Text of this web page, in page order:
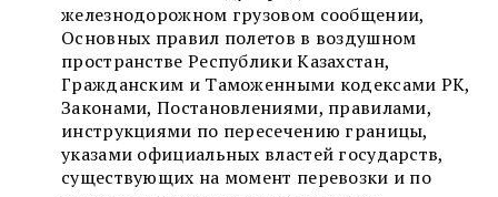
железнодорожном грузовом сообщении,
Основных правил полетов в воздушном
пространстве Республики Казахстан,
Гражданским и Таможенными кодексами РК,
Законами, Постановлениями, правилами,
инструкциями по пересечению границы,
указами официальных властей государств,
существующих на момент перевозки и по